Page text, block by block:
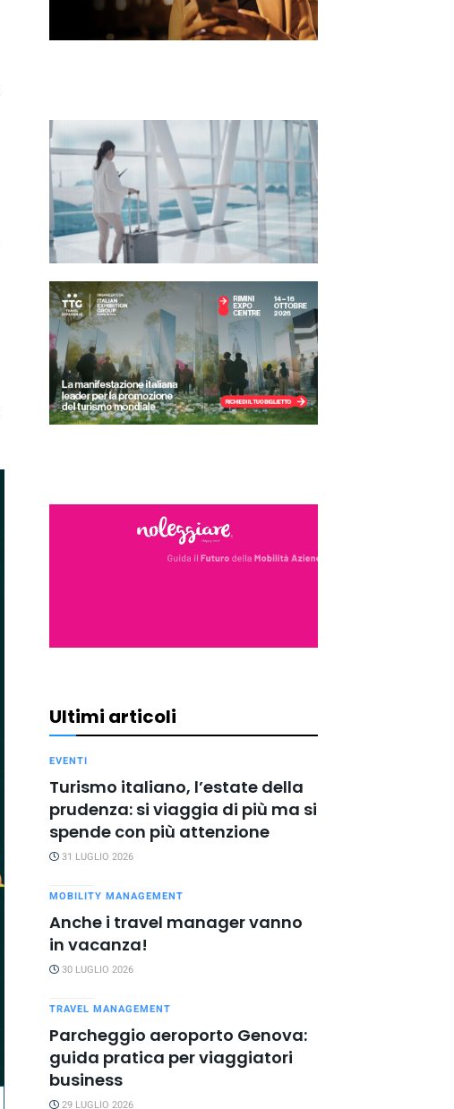
Ultimi articoli
EVENTI
Turismo italiano, l’estate della
prudenza: si viaggia di più ma si
spende con più attenzione
31 LUGLIO 2026
MOBILITY MANAGEMENT
Anche i travel manager vanno
in vacanza!
30 LUGLIO 2026
TRAVEL MANAGEMENT
Parcheggio aeroporto Genova:
guida pratica per viaggiatori
business
29 LUGLIO 2026